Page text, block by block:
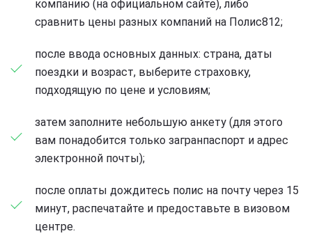
компанию (на официальном сайте), либо
сравнить цены разных компаний на Полис812;
после ввода основных данных: страна, даты
поездки и возраст, выберите страховку,
подходящую по цене и условиям;
затем заполните небольшую анкету (для этого
вам понадобится только загранпаспорт и адрес
электронной почты);
после оплаты дождитесь полис на почту через 15
минут, распечатайте и предоставьте в визовом
центре.